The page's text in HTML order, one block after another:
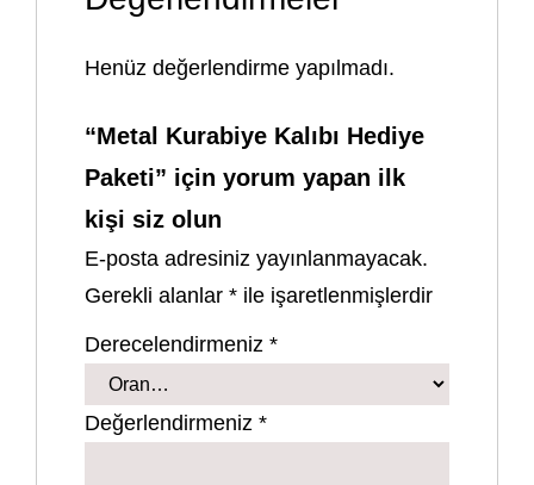
Henüz değerlendirme yapılmadı.
“Metal Kurabiye Kalıbı Hediye
Paketi” için yorum yapan ilk
kişi siz olun
E-posta adresiniz yayınlanmayacak.
Gerekli alanlar* ile işaretlenmişlerdir
Derecelendirmeniz*
Değerlendirmeniz*